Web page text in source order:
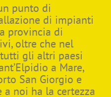
punto di
di impianti
provincia di
oltre che nel
gli altri paesi
a Mare,
San Giorgio e
a noi ha la certezza